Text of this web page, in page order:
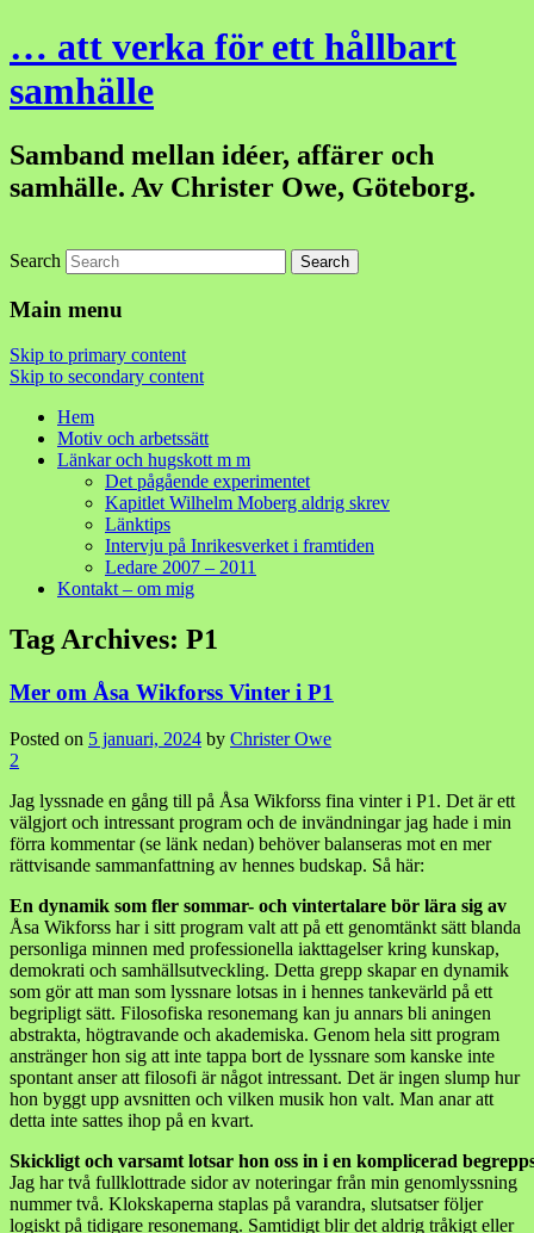
… att verka för ett hållbart
samhälle
Samband mellan idéer, affärer och
samhälle. Av Christer Owe, Göteborg.
Search
Main menu
Skip to primary content
Skip to secondary content
Hem
Motiv och arbetssätt
Länkar och hugskott m m
Det pågående experimentet
Kapitlet Wilhelm Moberg aldrig skrev
Länktips
Intervju på Inrikesverket i framtiden
Ledare 2007 – 2011
Kontakt – om mig
Tag Archives: P1
Mer om Åsa Wikforss Vinter i P1
Posted on 5 januari, 2024 by Christer Owe
2
Jag lyssnade en gång till på Åsa Wikforss fina vinter i P1. Det är ett
välgjort och intressant program och de invändningar jag hade i min
förra kommentar (se länk nedan) behöver balanseras mot en mer
rättvisande sammanfattning av hennes budskap. Så här:
En dynamik som fler sommar- och vintertalare bör lära sig av
Åsa Wikforss har i sitt program valt att på ett genomtänkt sätt blanda
personliga minnen med professionella iakttagelser kring kunskap,
demokrati och samhällsutveckling. Detta grepp skapar en dynamik
som gör att man som lyssnare lotsas in i hennes tankevärld på ett
begripligt sätt. Filosofiska resonemang kan ju annars bli aningen
abstrakta, högtravande och akademiska. Genom hela sitt program
anstränger hon sig att inte tappa bort de lyssnare som kanske inte
spontant anser att filosofi är något intressant. Det är ingen slump hur
hon byggt upp avsnitten och vilken musik hon valt. Man anar att
detta inte sattes ihop på en kvart.
Skickligt och varsamt lotsar hon oss in i en komplicerad
Jag har två fullklottrade sidor av noteringar från min genomlyssning
nummer två. Klokskaperna staplas på varandra, slutsatser följer
logiskt på tidigare resonemang. Samtidigt blir det aldrig tråkigt eller